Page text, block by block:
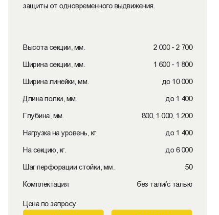
защиты от одновременного выдвижения.
Высота секции, мм. 2 000 - 2 700
Ширина секции, мм. 1 600 - 1 800
Ширина линейки, мм. до 10 000
Длина полки, мм. до 1 400
Глубина, мм. 800, 1 000, 1 200
Нагрузка на уровень, кг. до 1 400
На секцию, кг. до 6 000
Шаг перфорации стойки, мм. 50
Комплектация без тали/с талью
Цена по запросу